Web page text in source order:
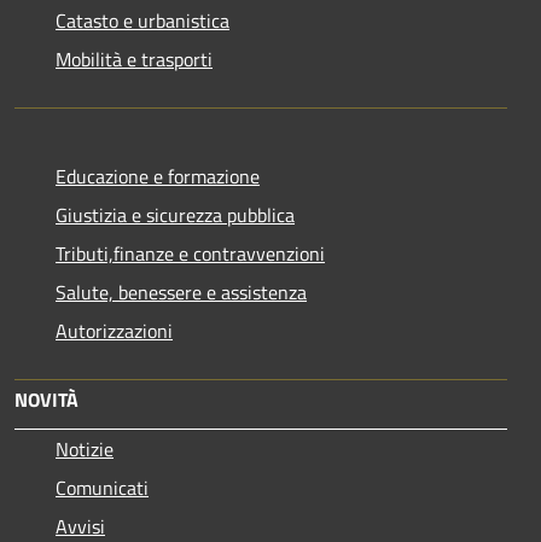
Catasto e urbanistica
Mobilità e trasporti
Educazione e formazione
Giustizia e sicurezza pubblica
Tributi,finanze e contravvenzioni
Salute, benessere e assistenza
Autorizzazioni
NOVITÀ
Notizie
Comunicati
Avvisi